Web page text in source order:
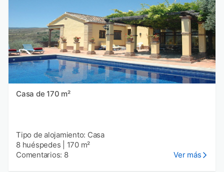
Casa de 170 m²
Tipo de alojamiento: Casa
8 huéspedes
170 m²
Comentarios: 8
Ver más